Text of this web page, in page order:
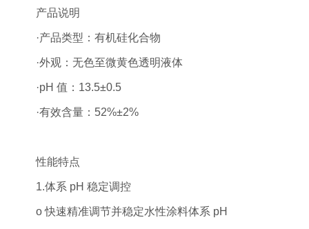
产品说明
·产品类型：有机硅化合物
·外观：无色至微黄色透明液体
·pH 值：13.5±0.5
·有效含量：52%±2%
性能特点
1.体系 pH 稳定调控
o 快速精准调节并稳定水性涂料体系 pH